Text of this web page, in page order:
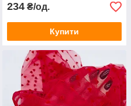
234 ₴/од.
Купити